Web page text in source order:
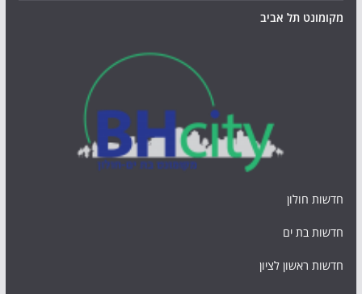
מקומונט תל אביב
חדשות חולון
חדשות בת ים
חדשות ראשון לציון